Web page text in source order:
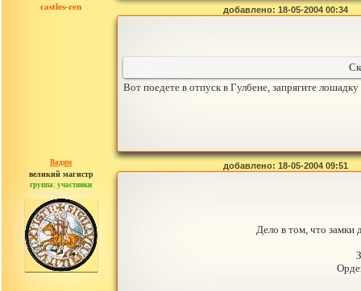
castles-ren добавлено: 18-05-2004 00:34
Вот поедете в отпуск в Гулбене, запрягите
Вадим
великий магистр
группа: участники
сообщений: 766
добавлено: 18-05-2004 09:51
Дело в том, что замки